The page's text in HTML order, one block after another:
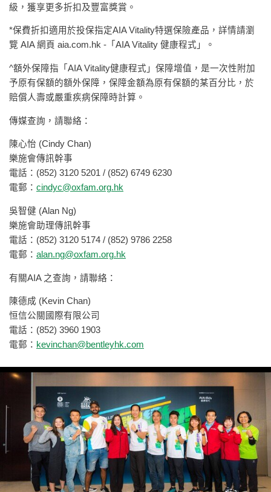
級，獲享更多折扣及豐富獎賞。
*保費折扣適用於投保指定AIA Vitality特選保險產品，詳情請瀏
覽 AIA 網頁 aia.com.hk -「AIA Vitality 健康程式」。
^額外保障指「AIA Vitality健康程式」保障增值，是一次性附加
予原有保額的額外保障，保障金額為原有保額的某百分比，於
賠償人壽或嚴重疾病保障時計算。
傳媒查詢，請聯絡：
陳心怡 (Cindy Chan)
樂施會傳訊幹事
電話：(852) 3120 5201 / (852) 6749 6230
電郵： cindyc@oxfam.org.hk
吳智健 (Alan Ng)
樂施會助理傳訊幹事
電話：(852) 3120 5174 / (852) 9786 2258
電郵： alan.ng@oxfam.org.hk
有關AIA 之查詢，請聯絡：
陳德成 (Kevin Chan)
恒信公關國際有限公司
電話：(852) 3960 1903
電郵： kevinchan@bentleyhk.com